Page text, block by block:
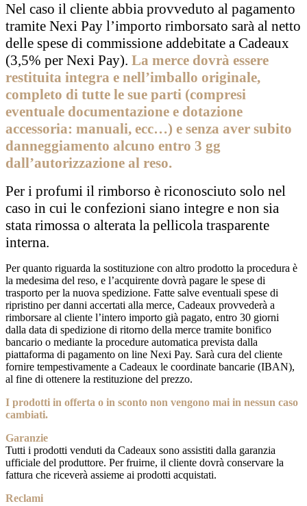
Nel caso il cliente abbia provveduto al pagamento
tramite Nexi Pay l’importo rimborsato sarà al netto
delle spese di commissione addebitate a Cadeaux
(3,5% per Nexi Pay). La merce dovrà essere
restituita integra e nell’imballo originale,
completo di tutte le sue parti (compresi
eventuale documentazione e dotazione
accessoria: manuali, ecc…) e senza aver subito
danneggiamento alcuno entro 3 gg
dall’autorizzazione al reso.
Per i profumi il rimborso è riconosciuto solo nel
caso in cui le confezioni siano integre e non sia
stata rimossa o alterata la pellicola trasparente
interna.
Per quanto riguarda la sostituzione con altro prodotto la procedura è
la medesima del reso, e l’acquirente dovrà pagare le spese di
trasporto per la nuova spedizione. Fatte salve eventuali spese di
ripristino per danni accertati alla merce, Cadeaux provvederà a
rimborsare al cliente l’intero importo già pagato, entro 30 giorni
dalla data di spedizione di ritorno della merce tramite bonifico
bancario o mediante la procedure automatica prevista dalla
piattaforma di pagamento on line Nexi Pay. Sarà cura del cliente
fornire tempestivamente a Cadeaux le coordinate bancarie (IBAN),
al fine di ottenere la restituzione del prezzo.
I prodotti in offerta o in sconto non vengono mai in nessun caso
cambiati.
Garanzie
Tutti i prodotti venduti da Cadeaux sono assistiti dalla garanzia
ufficiale del produttore. Per fruirne, il cliente dovrà conservare la
fattura che riceverà assieme ai prodotti acquistati.
Reclami